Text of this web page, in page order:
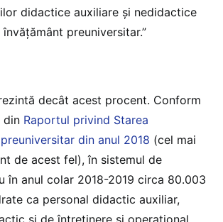
didactice auxiliare și nedidactice
preuniversitar.”
decât acest procent. Conform
din Raportul privind Starea
din anul 2018 (cel mai
de acest fel), în sistemul de
în anul colar 2018-2019 circa 80.003
ca personal didactic auxiliar,
și de întreținere și operațional.